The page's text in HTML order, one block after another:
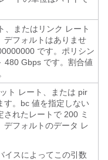
、またはリンク レート
デフォルトはありませ
です。ポリシン
480 Gbps です。割合値
ト レート、または pir
す。bc 値を指定しない
れたレートで 200 ミ
デフォルトのデータ レ
イスによってこの引数